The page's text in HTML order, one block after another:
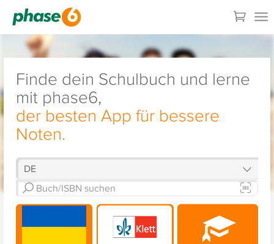
Finde dein Schulbuch und lerne
mit phase6,
der besten App für bessere
Noten.